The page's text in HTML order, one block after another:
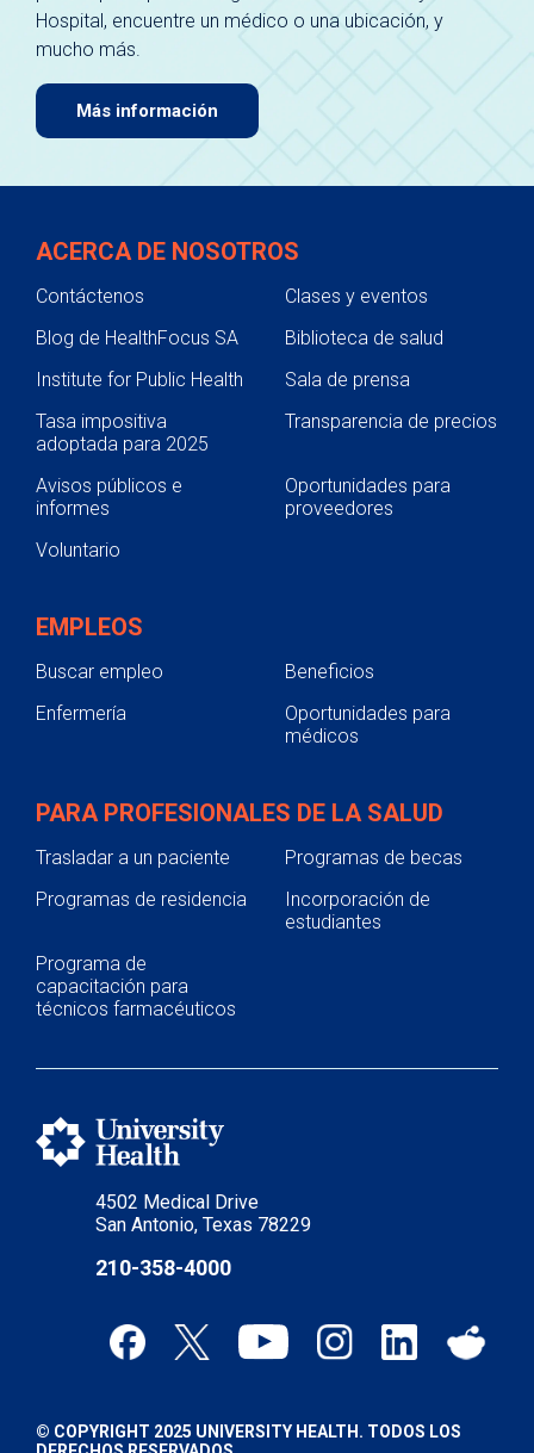
Hospital, encuentre un médico o una ubicación, y
mucho más.
Más información
4502 Medical Drive
San Antonio, Texas 78229
210-358-4000
ACERCA DE NOSOTROS
Contáctenos
Clases y eventos
Blog de HealthFocus SA
Biblioteca de salud
Institute for Public Health
Sala de prensa
Tasa impositiva
adoptada para 2025
Transparencia de precios
Avisos públicos e
informes
Oportunidades para
proveedores
Voluntario
EMPLEOS
Buscar empleo
Beneficios
Enfermería
Oportunidades para
médicos
PARA PROFESIONALES DE LA SALUD
Trasladar a un paciente
Programas de becas
Programas de residencia
Incorporación de
estudiantes
Programa de
capacitación para
técnicos farmacéuticos
© COPYRIGHT 2025 UNIVERSITY HEALTH. TODOS LOS